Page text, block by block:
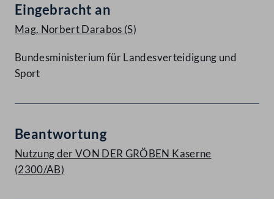
Eingebracht an
Mag. Norbert Darabos (S)
Bundesministerium für Landesverteidigung und
Sport
Beantwortung
Nutzung der VON DER GRÖBEN Kaserne
(2300/AB)